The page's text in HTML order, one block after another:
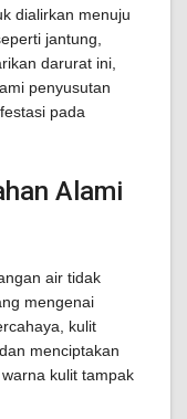
dialirkan menuju
jantung,
darurat ini,
penyusutan
pada
Alami
air tidak
mengenai
kulit
menciptakan
kulit tampak